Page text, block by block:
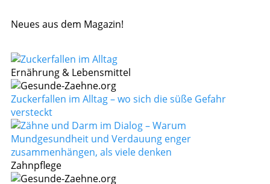
Neues aus dem Magazin!
Ernährung & Lebensmittel
Zuckerfallen im Alltag – wo sich die süße Gefahr
versteckt
Zahnpflege